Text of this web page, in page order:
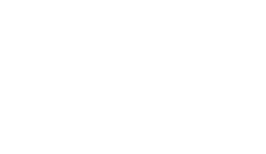
bir ortam oluşturur. İnegöl Mobilyası ve
öne çıkan bu takımlar, yemek odanızı göz alıcı
düzenli bir şekilde saklamanıza yardımcı olur. Cam